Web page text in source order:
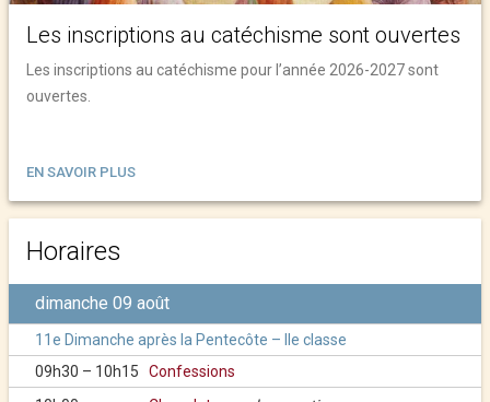
Les inscriptions au catéchisme sont ouvertes
Les inscriptions au catéchisme pour l’année 2026-2027 sont
ouvertes.
EN SAVOIR PLUS
Horaires
dimanche 09 août
11e Dimanche après la Pentecôte – IIe classe
09h30 – 10h15
Confessions